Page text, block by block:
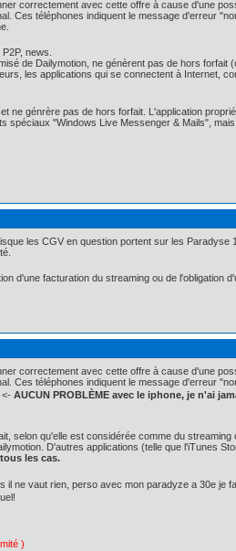
correctement avec cette offre à cause d'une
Ces téléphones indiquent le message d'erreur
news.
de Dailymotion, ne génèrent pas de hors
les applications qui se connectent à Internet,
ne génrère pas de hors forfait. L'application
spéciaux "Windows Live Messenger & Mails",
les CGV en question portent sur les Paradyse
d'une facturation du streaming ou de l'obligation
correctement avec cette offre à cause d'une
Ces téléphones indiquent le message d'erreur
<- AUCUN PROBLÈME avec le iphone, je n'ai
selon qu'elle est considérée comme du
D'autres applications (telle que l'iTunes
les cas.
ne vaut rien, perso avec mon paradyze a 30e je
)